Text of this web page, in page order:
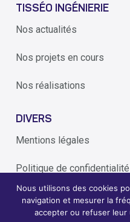
TISSÉO INGÉNIERIE
Nos actualités
Nos projets en cours
Nos réalisations
DIVERS
Mentions légales
Politique de confidentialité
Alerte éthique
Nous utilisons des cookies
navigation et mesurer la
accepter ou refuser leur